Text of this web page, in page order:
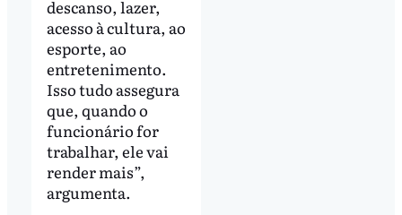
descanso, lazer,
acesso à cultura, ao
esporte, ao
entretenimento.
Isso tudo assegura
que, quando o
funcionário for
trabalhar, ele vai
render mais”,
argumenta.